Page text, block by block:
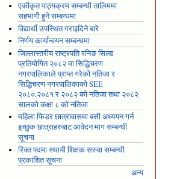
एकीकृत पाठ्यक्रम सम्बन्धी तालिममा
सहभागी हुने सम्बन्धमा
विद्यार्थी उपस्थित गराइदिने बारे
निर्णय कार्यान्वयन सम्बन्धमा
जिल्लास्तरीय राष्ट्रपति रनिङ सिल्ड
प्रतियोगित २०८२ मा सिद्धिचरण
नगरपालिकाले प्राप्त गरेकाे नतिजा र
सिद्धिचरण नगरपालिकाको SEE
२०८०,२०८१ र २०८२ को नतिजा तथा २०८२
सालको कक्षा ८ को नतिजा
महिला फिडर छात्रावासमा बसी अध्ययन गर्न
इच्छुक छात्राहरुबाट आवेदन माग सम्बन्धी
सूचना
रिक्त पदमा स्थायी शिक्षक सरुवा सम्बन्धी
प्रकाशित सूचना
अन्य